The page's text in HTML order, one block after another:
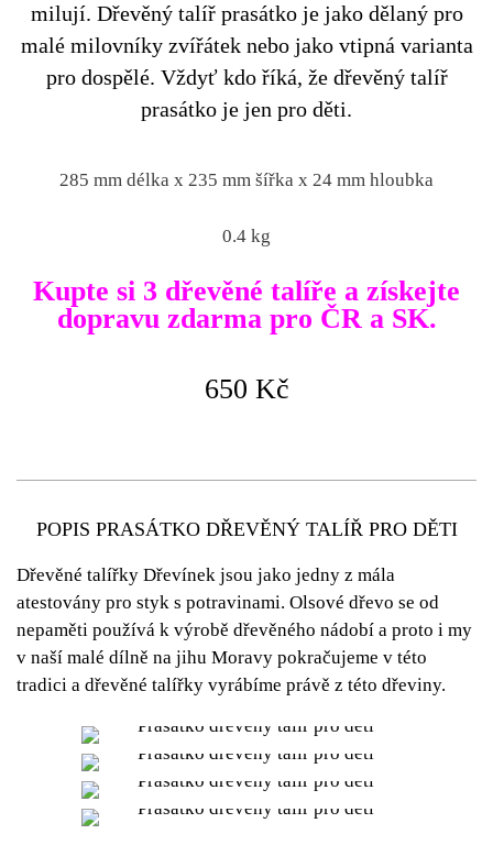
milují. Dřevěný talíř prasátko je jako dělaný pro
malé milovníky zvířátek nebo jako vtipná varianta
pro dospělé. Vždyť kdo říká, že dřevěný talíř
prasátko je jen pro děti.
285 mm délka x 235 mm šířka x 24 mm hloubka
0.4 kg
Kupte si 3 dřevěné talíře a získejte
dopravu zdarma pro ČR a SK.
650 Kč
POPIS PRASÁTKO DŘEVĚNÝ TALÍŘ PRO DĚTI
Dřevěné talířky Dřevínek jsou jako jedny z mála
atestovány pro styk s potravinami. Olsové dřevo se od
nepaměti používá k výrobě dřevěného nádobí a proto i my
v naší malé dílně na jihu Moravy pokračujeme v této
tradici a dřevěné talířky vyrábíme právě z této dřeviny.